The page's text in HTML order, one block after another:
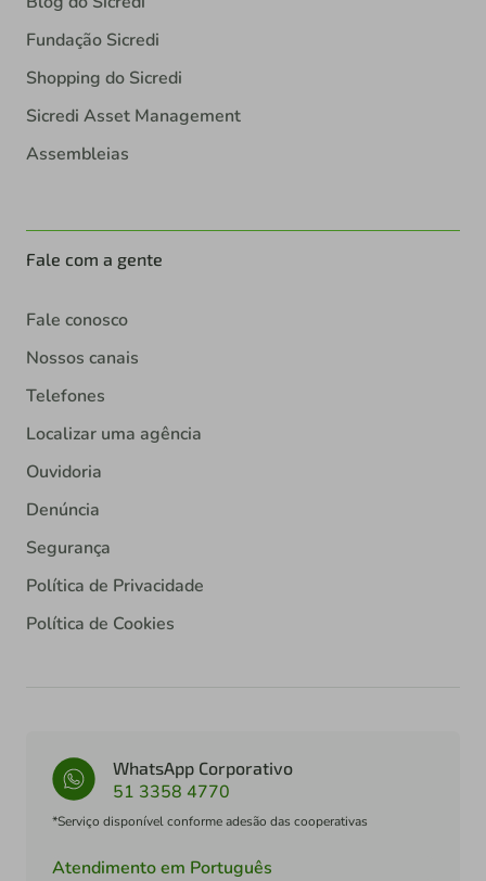
Fundação Sicredi
Shopping do Sicredi
Sicredi Asset Management
Assembleias
Fale com a gente
Fale conosco
Nossos canais
Telefones
Localizar uma agência
Ouvidoria
Denúncia
Segurança
Política de Privacidade
Política de Cookies
WhatsApp Corporativo
51 3358 4770
*Serviço disponível conforme adesão das cooperativas
Atendimento em Português